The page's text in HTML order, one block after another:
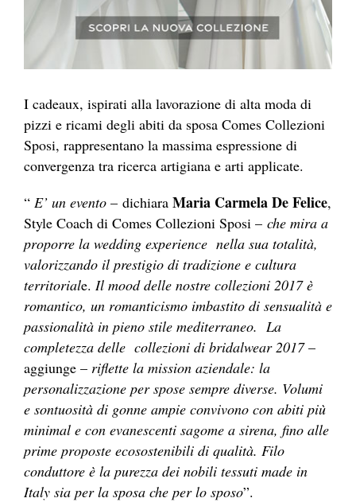
I cadeaux, ispirati alla lavorazione di alta moda di
pizzi e ricami degli abiti da sposa Comes Collezioni
Sposi, rappresentano la massima espressione di
convergenza tra ricerca artigiana e arti applicate.
“ E’ un evento – dichiara Maria Carmela De Felice,
Style Coach di Comes Collezioni Sposi – che mira a
proporre la wedding experience nella sua totalità,
valorizzando il prestigio di tradizione e cultura
territoriale. Il mood delle nostre collezioni 2017 è
romantico, un romanticismo imbastito di sensualità e
passionalità in pieno stile mediterraneo. La
completezza delle collezioni di bridalwear 2017–
aggiunge – riflette la mission aziendale: la
personalizzazione per spose sempre diverse. Volumi
e sontuosità di gonne ampie convivono con abiti più
minimal e con evanescenti sagome a sirena, fino alle
prime proposte ecosostenibili di qualità. Filo
conduttore è la purezza dei nobili tessuti made in
Italy sia per la sposa che per lo sposo”.